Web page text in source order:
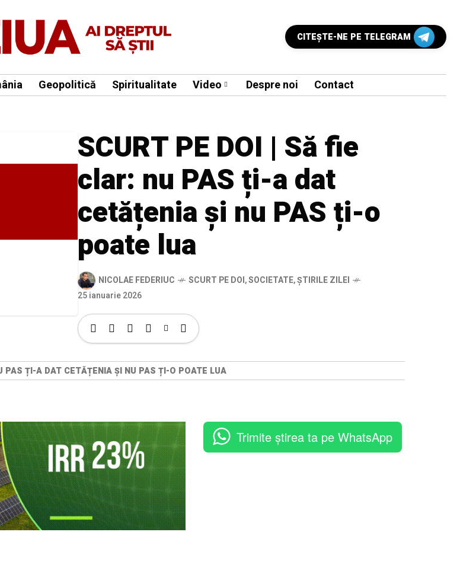
CITEŞTE-NE PE TELEGRAM
Geopolitică Spiritualitate Video Despre noi Contact
SCURT PE DOI | Să fie
clar: nu PAS ți-a dat
cetățenia și nu PAS ți-o
poate lua
NICOLAE FEDERIUC SCURT PE DOI,SOCIETATE,ȘTIRILE ZILEI
25 ianuarie 2026
PAS ȚI-A DAT CETĂȚENIA ȘI NU PAS ȚI-O POATE LUA
Trimite știrea ta pe WhatsApp